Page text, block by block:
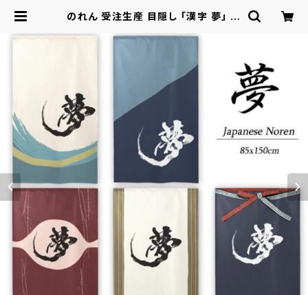
のれん 受注生産 目隠し 「漢字 夢」 日
ア ファブリック・敷物 | ロシナンテ！オ